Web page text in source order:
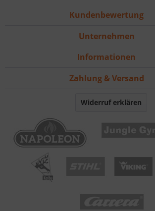
Kundenbewertung
Unternehmen
Informationen
Zahlung & Versand
Widerruf erklären